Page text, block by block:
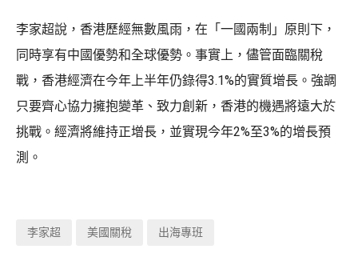
李家超說，香港歷經無數風雨，在「一國兩制」原則下，
同時享有中國優勢和全球優勢。事實上，儘管面臨關稅
戰，香港經濟在今年上半年仍錄得3.1%的實質增長。強調
只要齊心協力擁抱變革、致力創新，香港的機遇將遠大於
挑戰。經濟將維持正增長，並實現今年2%至3%的增長預
測。
李家超 美國關稅 出海專班